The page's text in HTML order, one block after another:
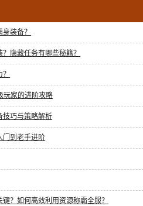
装备？
隐藏任务有哪些秘籍？
玩家的进阶攻略
技巧与策略解析
门到老手进阶
？如何高效利用资源称霸全服？